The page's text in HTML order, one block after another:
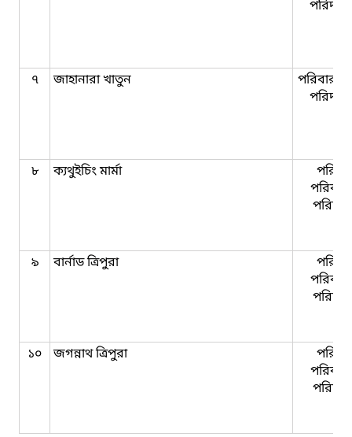
৭ জাহানারা খাতুন
পরিবার
৮ ক্যথুইচিং মার্মা
৯ বার্নাড ত্রিপুরা
১০ জগন্নাথ ত্রিপুরা